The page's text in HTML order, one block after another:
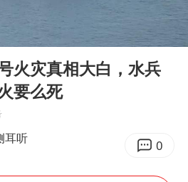
情侣平潭拍日出坠崖1死1伤
民健身事业高质量发展
挝国会主席赛宋蓬逝世
台部分直营店飞天茅台提价
04:14
火灾真相大白，水兵
要么死
耳听 0